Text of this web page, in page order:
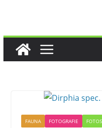
FAUNA FOTOGRAFIE